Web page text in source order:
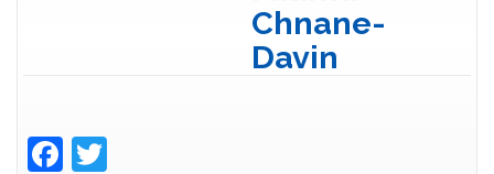
Chnane-
Davin
Facebook